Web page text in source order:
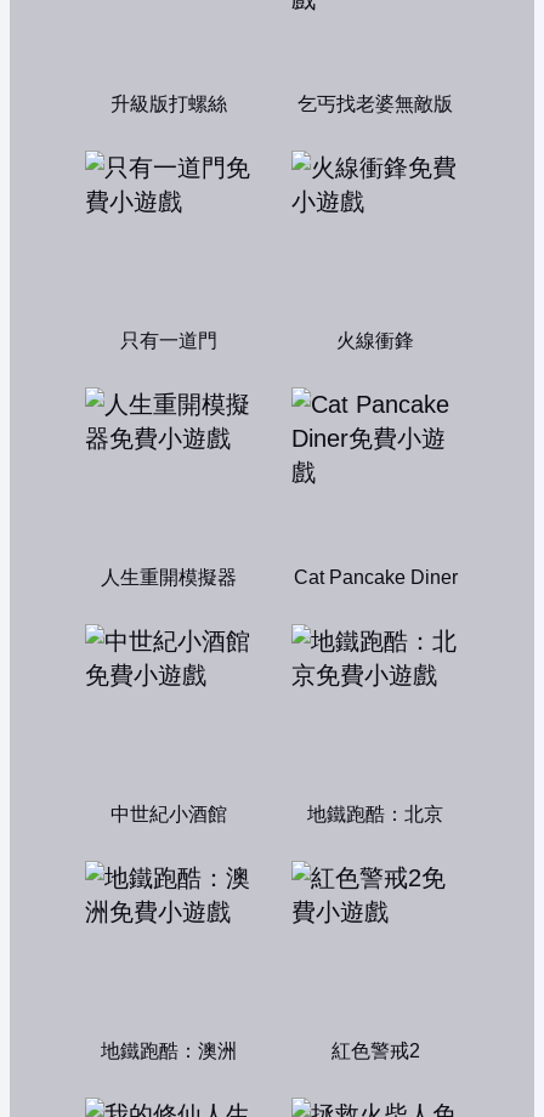
升級版打螺絲 乞丐找老婆無敵版
只有一道門 火線衝鋒
人生重開模擬器 Cat Pancake Diner
中世紀小酒館 地鐵跑酷：北京
地鐵跑酷：澳洲 紅色警戒2